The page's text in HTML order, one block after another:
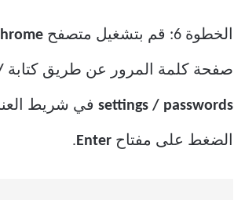
الخطوة 6: قم بتشغيل متصفح
صفحة كلمة المرور عن طريق كتابة
settings / passwords في شريط
الضغط على مفتاح Enter
.